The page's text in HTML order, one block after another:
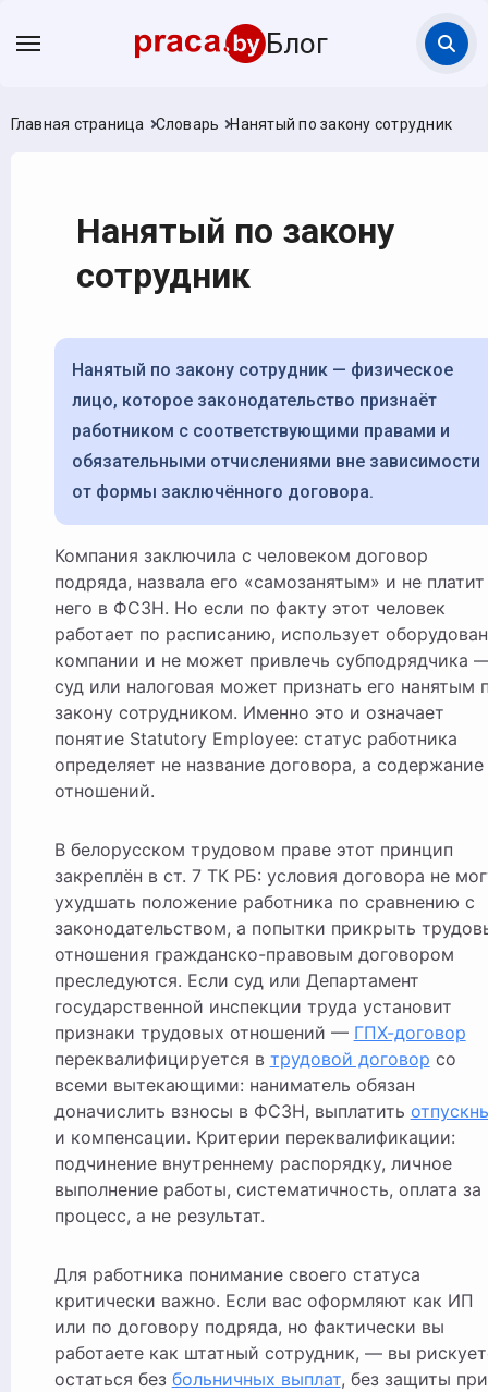
Блог
Главная страница Словарь Нанятый по закону сотрудник
Нанятый по закону
сотрудник
Нанятый по закону сотрудник — физическое
лицо, которое законодательство признаёт
работником с соответствующими правами и
обязательными отчислениями вне зависимости
от формы заключённого договора.
Компания заключила с человеком договор
подряда, назвала его «самозанятым» и не платит
него в ФСЗН. Но если по факту этот человек
работает по расписанию, использует
компании и не может привлечь субподрядчика
суд или налоговая может признать его нанятым
закону сотрудником. Именно это и означает
понятие Statutory Employee: статус работника
определяет не название договора, а содержание
отношений.
В белорусском трудовом праве этот принцип
закреплён в ст. 7 ТК РБ: условия договора не
ухудшать положение работника по сравнению с
законодательством, а попытки прикрыть
отношения гражданско-правовым договором
преследуются. Если суд или Департамент
государственной инспекции труда установит
признаки трудовых отношений — ГПХ-договор
переквалифицируется в трудовой договор со
всеми вытекающими: наниматель обязан
доначислить взносы в ФСЗН, выплатить
и компенсации. Критерии переквалификации:
подчинение внутреннему распорядку, личное
выполнение работы, систематичность, оплата за
процесс, а не результат.
Для работника понимание своего статуса
критически важно. Если вас оформляют как ИП
или по договору подряда, но фактически вы
работаете как штатный сотрудник, — вы
остаться без больничных выплат, без защиты при